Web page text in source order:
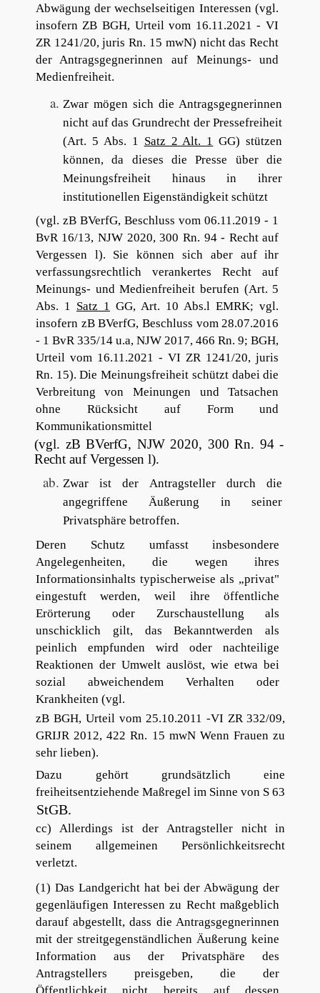
Abwägung der wechselseitigen Interessen (vgl.
insofern ZB BGH, Urteil vom 16.11.2021 - VI
ZR 1241/20, juris Rn. 15 mwN) nicht das Recht
der Antragsgegnerinnen auf Meinungs- und
Medienfreiheit.
Zwar mögen sich die Antragsgegnerinnen
nicht auf das Grundrecht der Pressefreiheit
(Art. 5 Abs. 1 Satz 2 Alt. 1 GG) stützen
können, da dieses die Presse über die
Meinungsfreiheit hinaus in ihrer
institutionellen Eigenständigkeit schützt
(vgl. zB BVerfG, Beschluss vom 06.11.2019 - 1
BvR 16/13, NJW 2020, 300 Rn. 94 - Recht auf
Vergessen l). Sie können sich aber auf ihr
verfassungsrechtlich verankertes Recht auf
Meinungs- und Medienfreiheit berufen (Art. 5
Abs. 1 Satz 1 GG, Art. 10 Abs.l EMRK; vgl.
insofern zB BVerfG, Beschluss vom 28.07.2016
- 1 BvR 335/14 u.a, NJW 2017, 466 Rn. 9; BGH,
Urteil vom 16.11.2021 - VI ZR 1241/20, juris
Rn. 15). Die Meinungsfreiheit schützt dabei die
Verbreitung von Meinungen und Tatsachen
ohne Rücksicht auf Form und
Kommunikationsmittel
(vgl. zB BVerfG, NJW 2020, 300 Rn. 94 -
Recht auf Vergessen l).
Zwar ist der Antragsteller durch die
angegriffene Äußerung in seiner
Privatsphäre betroffen.
Deren Schutz umfasst insbesondere
Angelegenheiten, die wegen ihres
Informationsinhalts typischerweise als „privat"
eingestuft werden, weil ihre öffentliche
Erörterung oder Zurschaustellung als
unschicklich gilt, das Bekanntwerden als
peinlich empfunden wird oder nachteilige
Reaktionen der Umwelt auslöst, wie etwa bei
sozial abweichendem Verhalten oder
Krankheiten (vgl.
zB BGH, Urteil vom 25.10.2011 -VI ZR 332/09,
GRIJR 2012, 422 Rn. 15 mwN Wenn Frauen zu
sehr lieben).
Dazu gehört grundsätzlich eine
freiheitsentziehende Maßregel im Sinne von S 63
StGB.
cc) Allerdings ist der Antragsteller nicht in
seinem allgemeinen Persönlichkeitsrecht
verletzt.
(1) Das Landgericht hat bei der Abwägung der
gegenläufigen Interessen zu Recht maßgeblich
darauf abgestellt, dass die Antragsgegnerinnen
mit der streitgegenständlichen Äußerung keine
Information aus der Privatsphäre des
Antragstellers preisgeben, die der